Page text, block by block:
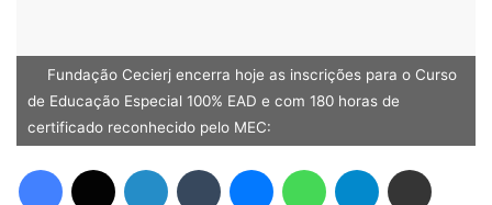
Fundação Cecierj encerra hoje as inscrições para o Curso
de Educação Especial 100% EAD e com 180 horas de
certificado reconhecido pelo MEC: